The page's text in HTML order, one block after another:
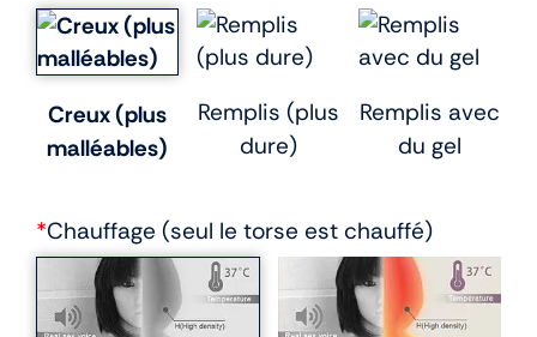
Creux (plus
malléables)
Remplis (plus
dure)
Remplis avec
du gel
*Chauffage (seul le torse est chauffé)